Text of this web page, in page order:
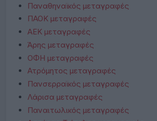
Παναθηναϊκός μεταγραφές
ΠΑΟΚ μεταγραφές
ΑΕΚ μεταγραφές
Άρης μεταγραφές
ΟΦΗ μεταγραφές
Ατρόμητος μεταγραφές
Πανσερραϊκός μεταγραφές
Λάρισα μεταγραφές
Παναιτωλικός μεταγραφές